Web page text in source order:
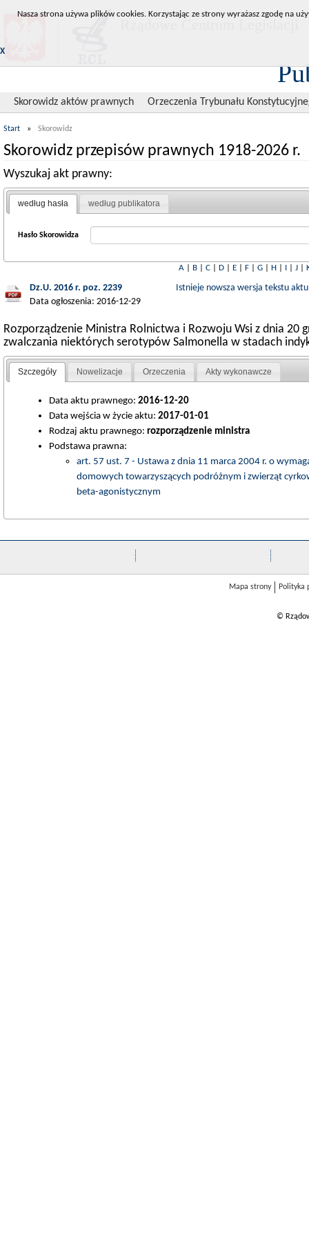
Skorowidz aktów prawnych Orzeczenia Trybunału
Start » Skorowidz
Skorowidz przepisów prawnych 1918-2026 r.
Wyszukaj akt prawny:
według hasła według publikatora
Hasło Skorowidza
A| B| C| D| E| F| G| H| I| J|
Dz.U. 2016 r. poz. 2239
Data ogłoszenia: 2016-12-29
Istnieje nowsza wersja tekstu aktu
Rozporządzenie Ministra Rolnictwa i Rozwoju Wsi z dnia
zwalczania niektórych serotypów Salmonella w stadach
Szczegóły Nowelizacje Orzeczenia Akty wykonawcze
Data aktu prawnego: 2016-12-20
Data wejścia w życie aktu: 2017-01-01
Rodzaj aktu prawnego: rozporządzenie ministra
Podstawa prawna:
art. 57 ust. 7 - Ustawa z dnia 11 marca 2004 r. o
domowych towarzyszących podróżnym i zwierząt
beta-agonistycznym
Mapa strony Polityka
©
Nasza strona używa plików cookies. Korzystając ze strony wyrażasz zgodę na
X